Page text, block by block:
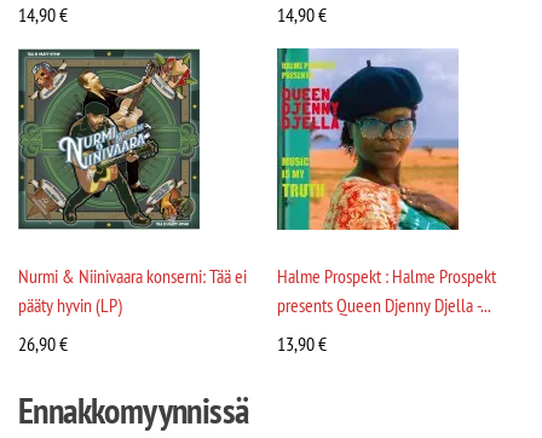
14,90€
14,90€
Nurmi & Niinivaara konserni: Tää ei
pääty hyvin (LP)
26,90€
Halme Prospekt : Halme Prospekt
presents Queen Djenny Djella -...
13,90€
Ennakkomyynnissä